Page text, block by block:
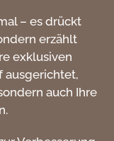
– es drückt
erzählt
exklusiven
ausgerichtet,
auch Ihre